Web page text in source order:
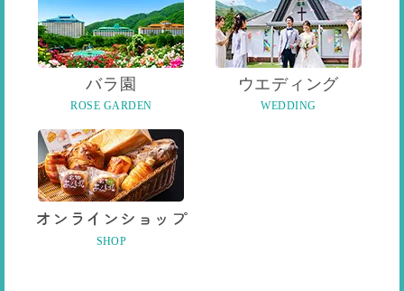
バラ園
ROSE GARDEN
ウエディング
WEDDING
オンラインショップ
SHOP